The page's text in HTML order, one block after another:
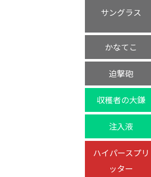
サングラス
かなてこ
迫撃砲
収穫者の大鎌
注入液
ハイパースプリ
ッター